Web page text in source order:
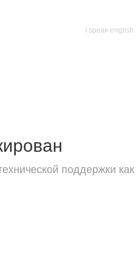
I speak english
поддержки как